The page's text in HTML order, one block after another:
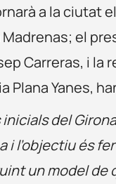
a la ciutat
el
Carreras, i la
Plana Yanes,
inicials del
i l’objectiu és
un model de